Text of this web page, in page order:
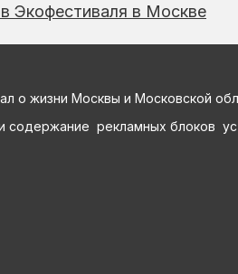
Экофестиваля в Москве
о жизни Москвы и Московской
содержание рекламных блоков